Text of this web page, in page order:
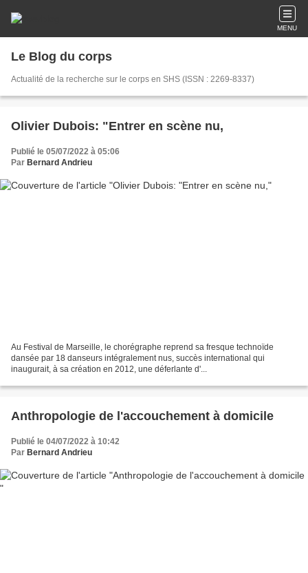
MENU
Le Blog du corps
Actualité de la recherche sur le corps en SHS (ISSN : 2269-8337)
Olivier Dubois: "Entrer en scène nu,
Publié le 05/07/2022 à 05:06
Par Bernard Andrieu
Au Festival de Marseille, le chorégraphe reprend sa fresque technoïde
dansée par 18 danseurs intégralement nus, succès international qui
inaugurait, à sa création en 2012, une déferlante d'...
Anthropologie de l'accouchement à domicile
Publié le 04/07/2022 à 10:42
Par Bernard Andrieu